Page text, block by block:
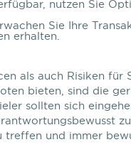
nutzen Sie
Sie Ihre
erhalten.
als auch Risiken für
bieten, sind die
sollten sich
und immer